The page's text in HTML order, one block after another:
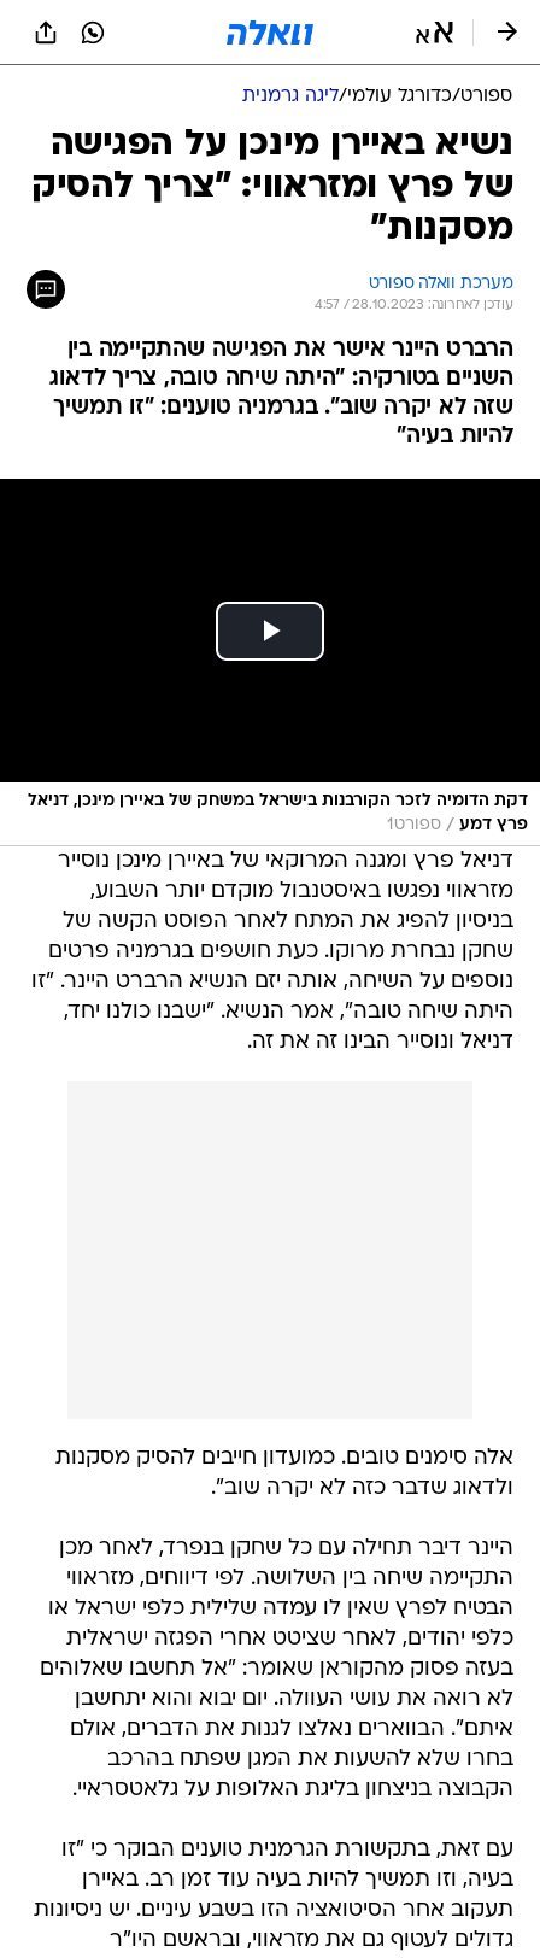
ספורט/כדורגל עולמי/ליגה גרמנית
נשיא באיירן מינכן על הפגישה
של פרץ ומזראווי: "צריך להסיק
מסקנות"
מערכת וואלה ספורט
עודכן לאחרונה: 28.10.2023 / 4:57
הרברט היינר אישר את הפגישה שהתקיימה בין
השניים בטורקיה: "היתה שיחה טובה, צריך לדאוג
שזה לא יקרה שוב". בגרמניה טוענים: "זו תמשיך
להיות בעיה"
דקת הדומיה לזכר הקורבנות בישראל במשחק של באיירן מינכן, דניאל
פרץ דמע / ספורט1
דניאל פרץ ומגנה המרוקאי של באיירן מינכן נוסייר
מזראווי נפגשו באיסטנבול מוקדם יותר השבוע,
בניסיון להפיג את המתח לאחר הפוסט הקשה של
שחקן נבחרת מרוקו. כעת חושפים בגרמניה פרטים
נוספים על השיחה, אותה יזם הנשיא הרברט היינר. "זו
היתה שיחה טובה", אמר הנשיא. "ישבנו כולנו יחד,
דניאל ונוסייר הבינו זה את זה.
אלה סימנים טובים. כמועדון חייבים להסיק מסקנות
ולדאוג שדבר כזה לא יקרה שוב".
היינר דיבר תחילה עם כל שחקן בנפרד, לאחר מכן
התקיימה שיחה בין השלושה. לפי דיווחים, מזראווי
הבטיח לפרץ שאין לו עמדה שלילית כלפי ישראל או
כלפי יהודים, לאחר שציטט אחרי הפגזה ישראלית
בעזה פסוק מהקוראן שאומר: "אל תחשבו שאלוהים
לא רואה את עושי העוולה. יום יבוא והוא יתחשבן
איתם". הבווארים נאלצו לגנות את הדברים, אולם
בחרו שלא להשעות את המגן שפתח בהרכב
הקבוצה בניצחון בליגת האלופות על גלאטסראיי.
עם זאת, בתקשורת הגרמנית טוענים הבוקר כי "זו
בעיה, וזו תמשיך להיות בעיה עוד זמן רב. באיירן
תעקוב אחר הסיטואציה הזו בשבע עיניים. יש ניסיונות
גדולים לעטוף גם את מזראווי, ובראשם היו"ר